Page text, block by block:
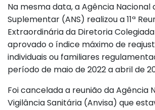
Na mesma data, a Agência Nacional
Suplementar (ANS) realizou a 11ª
Extraordinária da Diretoria Colegiada
aprovado o índice máximo de
individuais ou familiares
período de maio de 2022 a abril de
Foi cancelada a reunião da Agência
Vigilância Sanitária (Anvisa) que